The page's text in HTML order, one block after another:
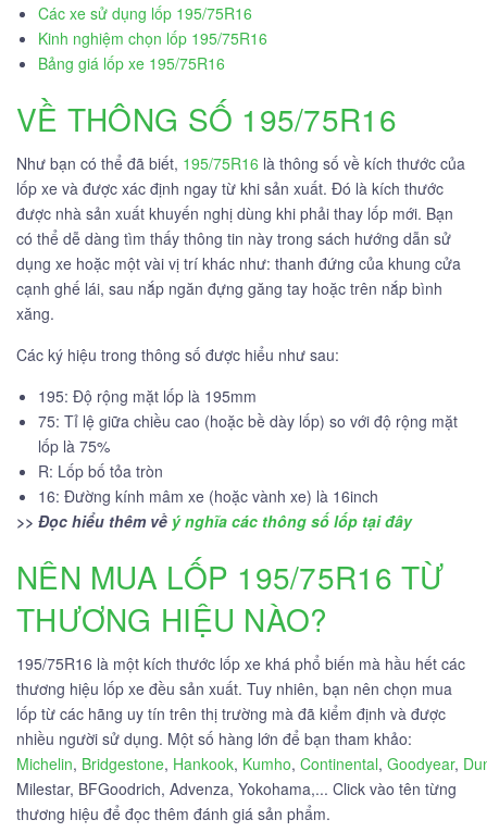
Các xe sử dụng lốp 195/75R16
Kinh nghiệm chọn lốp 195/75R16
Bảng giá lốp xe 195/75R16
VỀ THÔNG SỐ 195/75R16
Như bạn có thể đã biết, 195/75R16 là thông số về kích thước của
lốp xe và được xác định ngay từ khi sản xuất. Đó là kích thước
được nhà sản xuất khuyến nghị dùng khi phải thay lốp mới. Bạn
có thể dễ dàng tìm thấy thông tin này trong sách hướng dẫn sử
dụng xe hoặc một vài vị trí khác như: thanh đứng của khung cửa
cạnh ghế lái, sau nắp ngăn đựng găng tay hoặc trên nắp bình
xăng.
Các ký hiệu trong thông số được hiểu như sau:
195: Độ rộng mặt lốp là 195mm
75: Tỉ lệ giữa chiều cao (hoặc bề dày lốp) so với độ rộng mặt
lốp là 75%
R: Lốp bố tỏa tròn
16: Đường kính mâm xe (hoặc vành xe) là 16inch
>> Đọc hiểu thêm về ý nghĩa các thông số lốp tại đây
NÊN MUA LỐP 195/75R16 TỪ
THƯƠNG HIỆU NÀO?
195/75R16 là một kích thước lốp xe khá phổ biến mà hầu hết các
thương hiệu lốp xe đều sản xuất. Tuy nhiên, bạn nên chọn mua
lốp từ các hãng uy tín trên thị trường mà đã kiểm định và được
nhiều người sử dụng. Một số hàng lớn để bạn tham khảo:
Michelin, Bridgestone, Hankook, Kumho, Continental, Goodyear,
Milestar, BFGoodrich, Advenza, Yokohama,... Click vào tên từng
thương hiệu để đọc thêm đánh giá sản phẩm.